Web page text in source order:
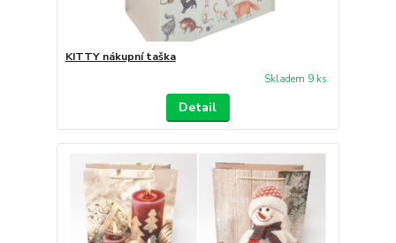
KITTY nákupní taška
Skladem 9 ks
Detail